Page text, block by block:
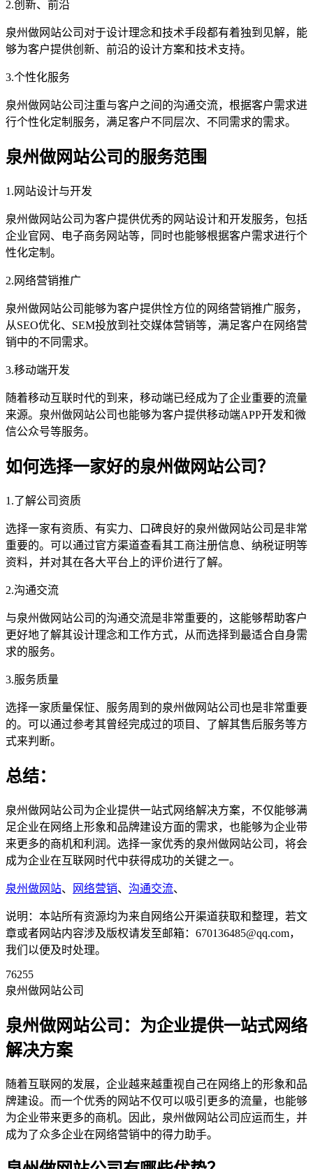
2.创新、前沿
泉州做网站公司对于设计理念和技术手段都有着独到见解，能
够为客户提供创新、前沿的设计方案和技术支持。
3.个性化服务
泉州做网站公司注重与客户之间的沟通交流，根据客户需求进
行个性化定制服务，满足客户不同层次、不同需求的需求。
泉州做网站公司的服务范围
1.网站设计与开发
泉州做网站公司为客户提供优秀的网站设计和开发服务，包括
企业官网、电子商务网站等，同时也能够根据客户需求进行个
性化定制。
2.网络营销推广
泉州做网站公司能够为客户提供恮方位的网络营销推广服务，
从SEO优化、SEM投放到社交媒体营销等，满足客户在网络营
销中的不同需求。
3.移动端开发
随着移动互联时代的到来，移动端已经成为了企业重要的流量
来源。泉州做网站公司也能够为客户提供移动端APP开发和微
信公众号等服务。
如何选择一家好的泉州做网站公司？
1.了解公司资质
选择一家有资质、有实力、口碑良好的泉州做网站公司是非常
重要的。可以通过官方渠道查看其工商注册信息、纳税证明等
资料，并对其在各大平台上的评价进行了解。
2.沟通交流
与泉州做网站公司的沟通交流是非常重要的，这能够帮助客户
更好地了解其设计理念和工作方式，从而选择到最适合自身需
求的服务。
3.服务质量
选择一家质量保怔、服务周到的泉州做网站公司也是非常重要
的。可以通过参考其曾经完成过的项目、了解其售后服务等方
式来判断。
总结：
泉州做网站公司为企业提供一站式网络解决方案，不仅能够满
足企业在网络上形象和品牌建设方面的需求，也能够为企业带
来更多的商机和利润。选择一家优秀的泉州做网站公司，将会
成为企业在互联网时代中获得成功的关键之一。
泉州做网站、 网络营销、 沟通交流、
说明：本站所有资源均为来自网络公开渠道获取和整理，若文
章或者网站内容涉及版权请发至邮箱：670136485@qq.com，
我们以便及时处理。
76255
泉州做网站公司
泉州做网站公司：为企业提供一站式网络
解决方案
随着互联网的发展，企业越来越重视自己在网络上的形象和品
牌建设。而一个优秀的网站不仅可以吸引更多的流量，也能够
为企业带来更多的商机。因此，泉州做网站公司应运而生，并
成为了众多企业在网络营销中的得力助手。